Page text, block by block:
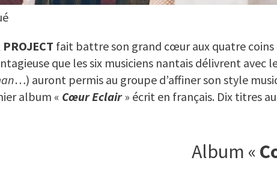
PROJECT fait battre son grand cœur aux quatre coins
que les six musiciens nantais délivrent avec
…) auront permis au groupe d’affiner son style
album « Cœur Eclair» écrit en français. Dix titres
Album «